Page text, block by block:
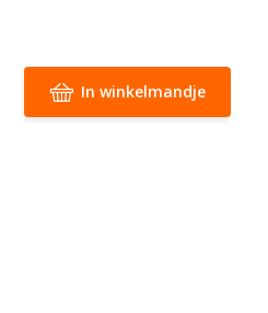
In winkelmandje